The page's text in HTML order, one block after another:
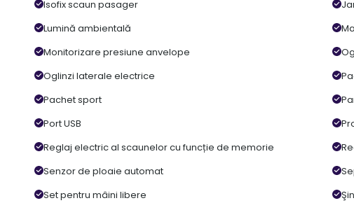
Isofix scaun pasager
Lumină ambientală
Monitorizare presiune anvelope
Oglinzi laterale electrice
Pachet sport
Port USB
Reglaj electric al scaunelor cu funcție de memorie
Senzor de ploaie automat
Set pentru mâini libere